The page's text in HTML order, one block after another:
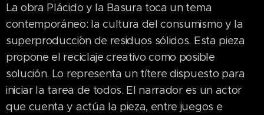
La obra Plácido y la Basura toca un tema
contemporáneo: la cultura del consumismo y la
superproducci´on de residuos sólidos. Esta pieza
propone el reciclaje creativo como posible
solución. Lo representa un títere dispuesto para
iniciar la tarea de todos. El narrador es un actor
que cuenta y actúa la pieza, entre juegos e